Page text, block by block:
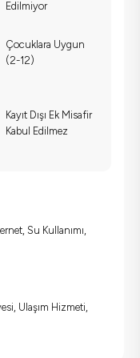
Edilmiyor
Çocuklara Uygun
(2-12)
Kayıt Dışı Ek Misafir
Kabul Edilmez
Su Kullanımı,
Ulaşım Hizmeti,